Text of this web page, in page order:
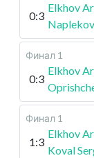
0:3
Elkhov
Финал 1
0:3
Elkhov
Финал 1
1:3
Elkhov
Koval